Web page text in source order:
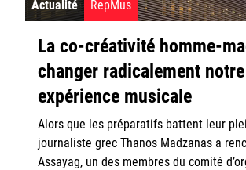
Actualité RepMus
La co-créativité homme-
changer radicalement notre
expérience musicale
Alors que les préparatifs battent leur
journaliste grec Thanos Madzanas a
Assayag, un des membres du comité